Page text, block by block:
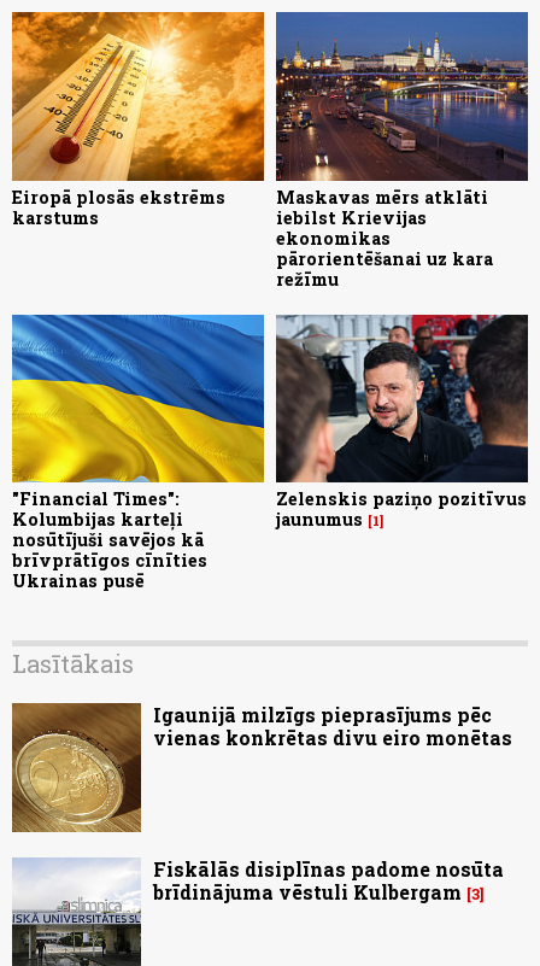
Eiropā plosās ekstrēms
karstums
Maskavas mērs atklāti
iebilst Krievijas
ekonomikas
pārorientēšanai uz kara
režīmu
"Financial Times":
Kolumbijas karteļi
nosūtījuši savējos kā
brīvprātīgos cīnīties
Ukrainas pusē
Zelenskis paziņo pozitīvus
jaunumus
1
Lasītākais
Igaunijā milzīgs pieprasījums pēc
vienas konkrētas divu eiro monētas
Fiskālās disiplīnas padome nosūta
brīdinājuma vēstuli Kulbergam 3